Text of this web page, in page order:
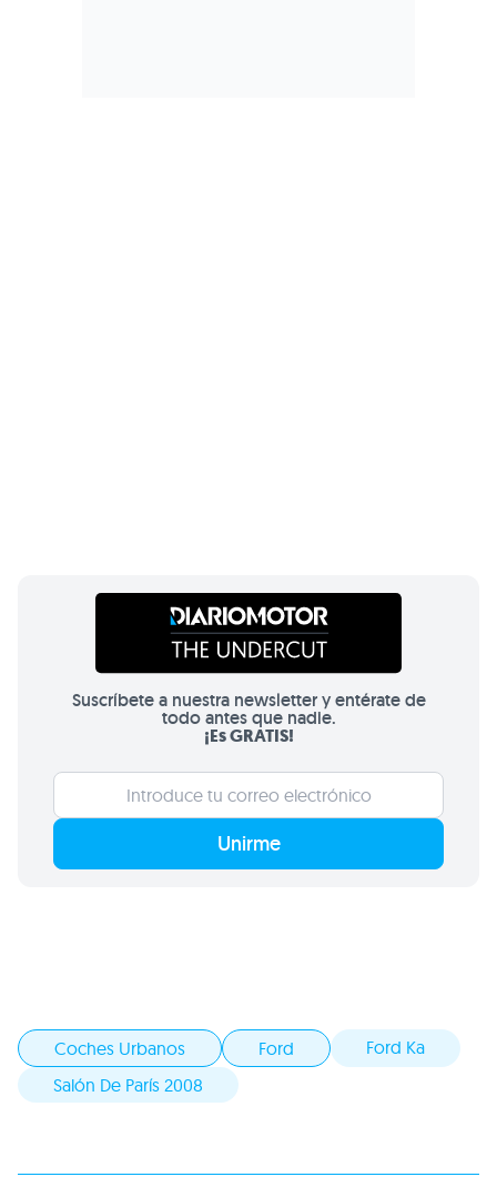
Suscríbete a nuestra newsletter y entérate de
todo antes que nadie.
¡Es GRATIS!
Unirme
Coches Urbanos Ford
Ford Ka
Salón De París 2008